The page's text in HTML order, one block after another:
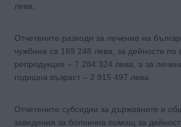
лева.
Отчетените разходи за лечение на
чужбина са 169 248 лева, за дейности по
репродукция – 7 284 324 лева, а за
годишна възраст – 2 915 497 лева.
Отчетените субсидии за държавните и
заведения за болнична помощ за